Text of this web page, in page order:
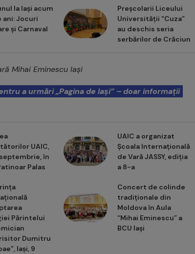
la Iași acum
ani: Jocuri
și Carnaval
Preșcolarii Liceului
Universității “Cuza”
au deschis seria
serbărilor de Crăciun
Mihai Eminescu Iași
a urmări „Pagina de Iași” – doar informații
UAIC,
în
Palas
UAIC a organizat
Școala Internațională
de Vară JASSY, ediția
a 8-a
Părintelui
Dumitru
Iași, 9
Concert de colinde
tradiționale din
Moldova în Aula
“Mihai Eminescu” a
BCU Iași